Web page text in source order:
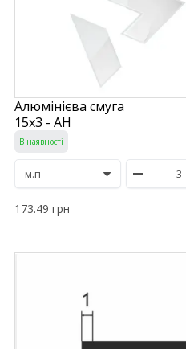
Алюмінієва смуга
15х3 - АН
В наявності
173.49 грн